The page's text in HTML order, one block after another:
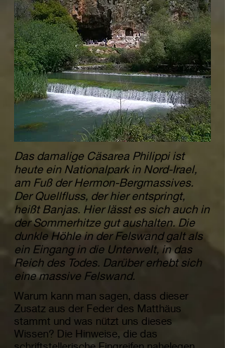
Das damalige Cäsarea Philippi ist
heute ein Nationalpark in Nord-Irael,
am Fuß der Hermon-Bergmassives.
Der Quellfluss, der hier entspringt,
heißt Banjas. Hier lässt es sich auch in
der Sommerhitze gut aushalten. Die
dunkle Höhle in der Felswand galt als
ein Eingang in die Unterwelt, in das
Reich des Todes. Darüber erhebt sich
eine massive Felswand.
Warum kann man sagen, dass dieser
Zusatz aus der Feder des Matthäus
stammt und was nützt uns dieses
Wissen? Die Hinweise, die das